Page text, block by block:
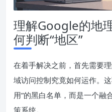
理解Google的地
何判断“地区”
在着手解决之前，首先需要
域访问控制究竟如何运作。
用”的黑白名单，而是一个融
策系统。